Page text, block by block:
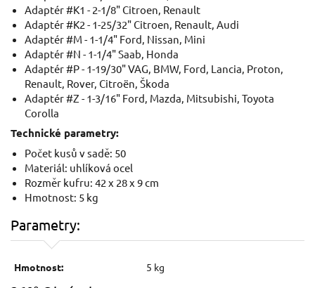
Adaptér #K1 - 2-1/8" Citroen, Renault
Adaptér #K2 - 1-25/32" Citroen, Renault, Audi
Adaptér #M - 1-1/4" Ford, Nissan, Mini
Adaptér #N - 1-1/4" Saab, Honda
Adaptér #P - 1-19/30" VAG, BMW, Ford, Lancia, Proton,
Renault, Rover, Citroën, Škoda
Adaptér #Z - 1-3/16" Ford, Mazda, Mitsubishi, Toyota
Corolla
Technické parametry:
Počet kusů v sadě: 50
Materiál: uhlíková ocel
Rozměr kufru: 42 x 28 x 9 cm
Hmotnost: 5 kg
Parametry:
Hmotnost: 5 kg